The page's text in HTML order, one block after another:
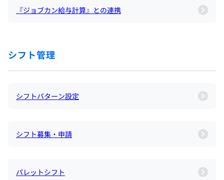
『ジョブカン給与計算』との連携
シフト管理
シフトパターン設定
シフト募集・申請
パレットシフト